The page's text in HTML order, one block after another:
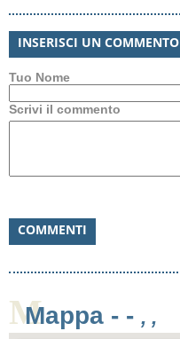
INSERISCI UN COMMENTO
Tuo Nome
Scrivi il commento
COMMENTI
MMappa - - , ,